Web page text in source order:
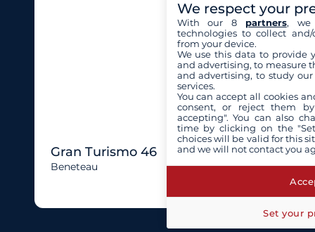
Gran Turismo 46
Beneteau
We respect your
With our 8 partners, we
technologies to collect
from your device.
We use this data to provide
and advertising, to measure
and advertising, to study
services.
You can accept all cookies
consent, or reject them
accepting". You can also
time by clicking on the
choices will be valid for this
and we will not contact you
Set your